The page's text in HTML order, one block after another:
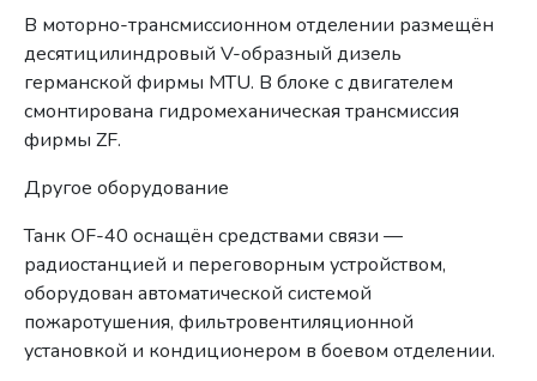
В моторно-трансмиссионном отделении размещён
десятицилиндровый V-образный дизель
германской фирмы MTU. В блоке с двигателем
смонтирована гидромеханическая трансмиссия
фирмы ZF.
Другое оборудование
Танк OF-40 оснащён средствами связи —
радиостанцией и переговорным устройством,
оборудован автоматической системой
пожаротушения, фильтровентиляционной
установкой и кондиционером в боевом отделении.